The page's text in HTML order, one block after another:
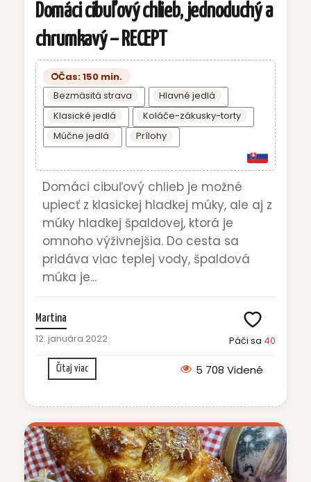
Domáci cibuľový chlieb, jednoduchý a
chrumkavý – RECEPT
Čas: 150 min.
Bezmäsitá strava
Hlavné jedlá
Klasické jedlá
Koláče-zákusky-torty
Múčne jedlá
Prílohy
Domáci cibuľový chlieb je možné
upiecť z klasickej hladkej múky, ale aj z
múky hladkej špaldovej, ktorá je
omnoho výživnejšia. Do cesta sa
pridáva viac teplej vody, špaldová
múka je...
Martina
12. januára 2022 Páči sa 40
Čítaj viac 5 708 Videné